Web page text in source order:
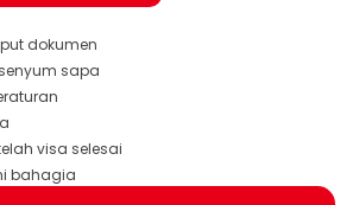
dokumen
sapa
visa selesai
bahagia